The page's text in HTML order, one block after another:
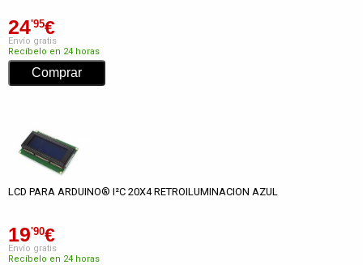
24'95€
Envío gratis
Recíbelo en 24 horas
LCD PARA ARDUINO® I²C 20X4 RETROILUMINACION AZUL
19'90€
Envío gratis
Recíbelo en 24 horas